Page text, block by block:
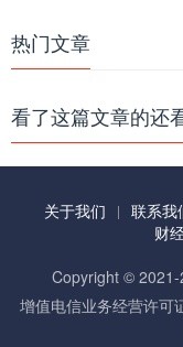
热门文章
看了这篇文章的还
关于我们 联系我
财
Copyright ©
增值电信业务经营许可